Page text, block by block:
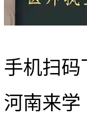
手机扫码
河南来学